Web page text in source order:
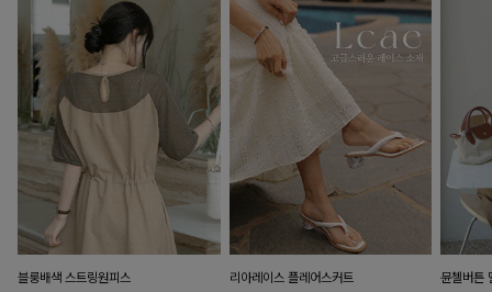
블룽배색 스트링원피스 리아레이스 플레어스커트 뮨첼버튼